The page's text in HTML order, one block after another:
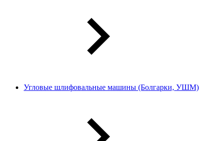
Угловые шлифовальные машины (Болгарки, УШМ)